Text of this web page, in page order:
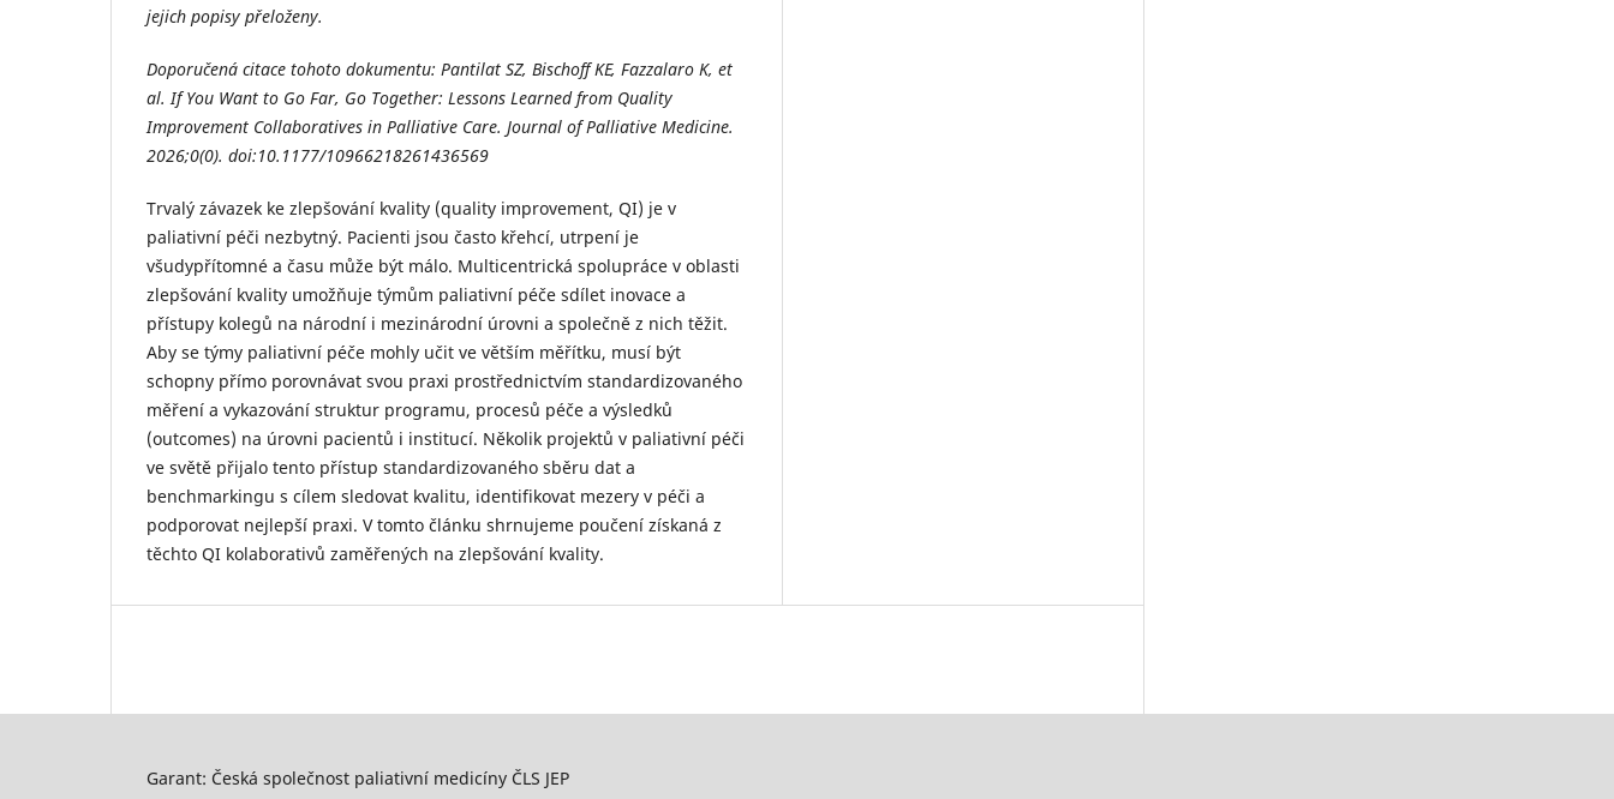
jejich popisy přeloženy.
Doporučená citace tohoto dokumentu: Pantilat SZ, Bischoff KE, Fazzalaro K, et
al. If You Want to Go Far, Go Together: Lessons Learned from Quality
Improvement Collaboratives in Palliative Care. Journal of Palliative Medicine.
2026;0(0). doi:10.1177/10966218261436569
Trvalý závazek ke zlepšování kvality (quality improvement, QI) je v
paliativní péči nezbytný. Pacienti jsou často křehcí, utrpení je
všudypřítomné a času může být málo. Multicentrická spolupráce v oblasti
zlepšování kvality umožňuje týmům paliativní péče sdílet inovace a
přístupy kolegů na národní i mezinárodní úrovni a společně z nich těžit.
Aby se týmy paliativní péče mohly učit ve větším měřítku, musí být
schopny přímo porovnávat svou praxi prostřednictvím standardizovaného
měření a vykazování struktur programu, procesů péče a výsledků
(outcomes) na úrovni pacientů i institucí. Několik projektů v paliativní péči
ve světě přijalo tento přístup standardizovaného sběru dat a
benchmarkingu s cílem sledovat kvalitu, identifikovat mezery v péči a
podporovat nejlepší praxi. V tomto článku shrnujeme poučení získaná z
těchto QI kolaborativů zaměřených na zlepšování kvality.
Garant: Česká společnost paliativní medicíny ČLS JEP